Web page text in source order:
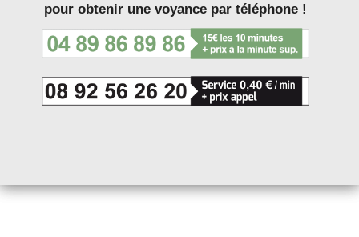
pour obtenir une voyance par téléphone !